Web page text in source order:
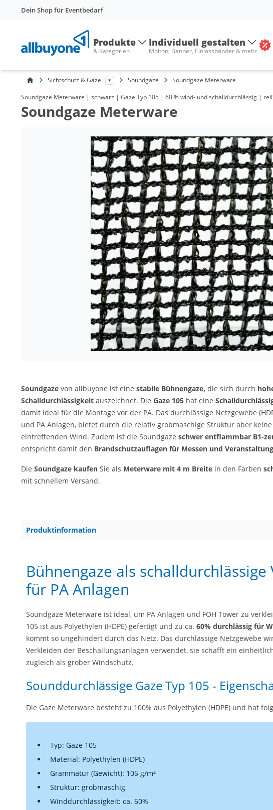
Dein Shop für Eventbedarf
Produkte
& Kategorien
Individuell gestalten
Molton, Banner, Einlassbänder & mehr
Sichtschutz & Gaze Soundgaze Soundgaze Meterware
Soundgaze Meterware | schwarz | Gaze Typ 105 | 60 % wind- und schalldurchlässig |
Soundgaze Meterware
Soundgaze von allbuyone ist eine stabile Bühnengaze, die sich durch
Schalldurchlässigkeit auszeichnet. Die Gaze 105 hat eine
damit ideal für die Montage vor der PA. Das durchlässige Netzgewebe
und PA Anlagen, bietet durch die relativ grobmaschige Struktur aber
eintreffenden Wind. Zudem ist die Soundgaze schwer entflammbar B1-
entspricht damit den Brandschutzauflagen für Messen und
Die Soundgaze kaufen Sie als Meterware mit 4 m Breite in den Farben
mit schnellem Versand.
Produktinformation
Bühnengaze als
für PA Anlagen
Soundgaze Meterware ist ideal, um PA Anlagen und FOH Tower zu
105 ist aus Polyethylen (HDPE) gefertigt und zu ca. 60% durchlässig für
kommt so ungehindert durch das Netz. Das durchlässige Netzgewebe
Verkleiden der Beschallungsanlagen verwendet, sie schafft ein
zugleich als grober Windschutz.
Sounddurchlässige Gaze Typ 105 -
Die Gaze Meterware besteht zu 100% aus Polyethylen (HDPE) und hat
Typ: Gaze 105
Material: Polyethylen (HDPE)
Grammatur (Gewicht): 105 g/m²
Struktur: grobmaschig
Winddurchlässigkeit: ca. 60%